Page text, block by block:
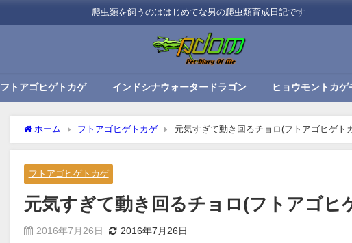
爬虫類を飼うのははじめてな男の爬虫類育成日記です
フトアゴヒゲトカゲ インドシナウォータードラゴン ヒョウモントカゲ
ホーム フトアゴヒゲトカゲ 元気すぎて動き回るチョロ(フトアゴヒゲト
フトアゴヒゲトカゲ
元気すぎて動き回るチョロ(フトアゴヒ
2016年7月26日 2016年7月26日